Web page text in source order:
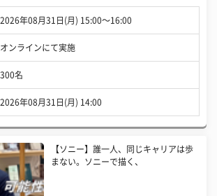
2026年08月31日(月) 15:00〜16:00
オンラインにて実施
300名
2026年08月31日(月) 14:00
【ソニー】誰一人、同じキャリアは歩
まない。ソニーで描く、